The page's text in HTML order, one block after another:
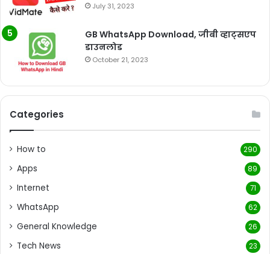
July 31, 2023
GB WhatsApp Download, जीबी व्हाट्सएप
डाउनलोड
October 21, 2023
Categories
How to 290
Apps 89
Internet 71
WhatsApp 62
General Knowledge 26
Tech News 23